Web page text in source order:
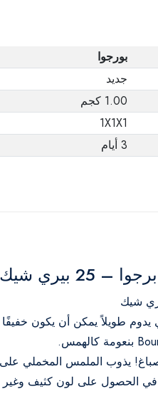
بورجوا
جديد
1.00 كجم
1X1X1
3 أيام
شيك
يدوم طويلاً يمكن أن يكون
يذوب الملمس المخملي